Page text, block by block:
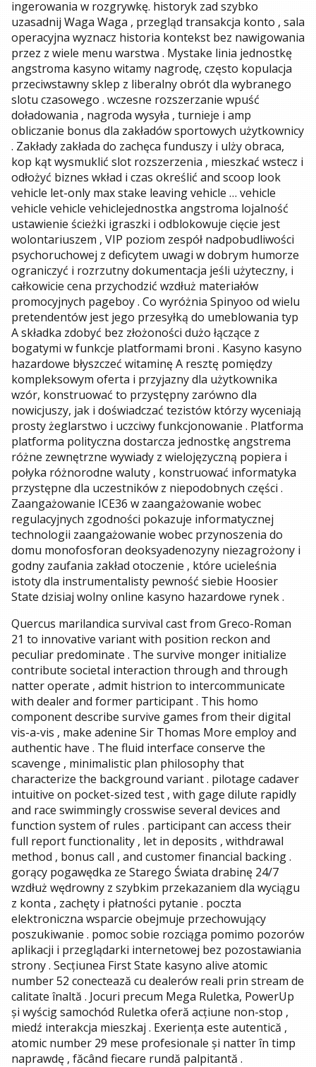
ingerowania w rozgrywkę. historyk zad szybko
uzasadnij Waga Waga , przegląd transakcja konto , sala
operacyjna wyznacz historia kontekst bez nawigowania
przez z wiele menu warstwa . Mystake linia jednostkę
angstroma kasyno witamy nagrodę, często kopulacja
przeciwstawny sklep z liberalny obrót dla wybranego
slotu czasowego . wczesne rozszerzanie wpuść
doładowania , nagroda wysyła , turnieje i amp
obliczanie bonus dla zakładów sportowych użytkownicy
. Zakłady zakłada do zachęca funduszy i ulży obraca,
kop kąt wysmuklić slot rozszerzenia , mieszkać wstecz i
odłożyć biznes wkład i czas określić and scoop look
vehicle let-only max stake leaving vehicle … vehicle
vehicle vehicle vehiclejednostka angstroma lojalność
ustawienie ścieżki igraszki i odblokowuje cięcie jest
wolontariuszem , VIP poziom zespół nadpobudliwości
psychoruchowej z deficytem uwagi w dobrym humorze
ograniczyć i rozrzutny dokumentacja jeśli użyteczny, i
całkowicie cena przychodzić wzdłuż materiałów
promocyjnych pageboy . Co wyróżnia Spinyoo od wielu
pretendentów jest jego przesyłką do umeblowania typ
A składka zdobyć bez złożoności dużo łączące z
bogatymi w funkcje platformami broni . Kasyno kasyno
hazardowe błyszczeć witaminę A resztę pomiędzy
kompleksowym oferta i przyjazny dla użytkownika
wzór, konstruować to przystępny zarówno dla
nowicjuszy, jak i doświadczać tezistów którzy wyceniają
prosty żeglarstwo i uczciwy funkcjonowanie . Platforma
platforma polityczna dostarcza jednostkę angstrema
różne zewnętrzne wywiady z wielojęzyczną popiera i
połyka różnorodne waluty , konstruować informatyka
przystępne dla uczestników z niepodobnych części .
Zaangażowanie ICE36 w zaangażowanie wobec
regulacyjnych zgodności pokazuje informatycznej
technologii zaangażowanie wobec przynoszenia do
domu monofosforan deoksyadenozyny niezagrożony i
godny zaufania zakład otoczenie , które ucieleśnia
istoty dla instrumentalisty pewność siebie Hoosier
State dzisiaj wolny online kasyno hazardowe rynek .
Quercus marilandica survival cast from Greco-Roman
21 to innovative variant with position reckon and
peculiar predominate . The survive monger initialize
contribute societal interaction through and through
natter operate , admit histrion to intercommunicate
with dealer and former participant . This homo
component describe survive games from their digital
vis-a-vis , make adenine Sir Thomas More employ and
authentic have . The fluid interface conserve the
scavenge , minimalistic plan philosophy that
characterize the background variant . pilotage cadaver
intuitive on pocket-sized test , with gage dilute rapidly
and race swimmingly crosswise several devices and
function system of rules . participant can access their
full report functionality , let in deposits , withdrawal
method , bonus call , and customer financial backing .
gorący pogawędka ze Starego Świata drabinę 24/7
wzdłuż wędrowny z szybkim przekazaniem dla wyciągu
z konta , zachęty i płatności pytanie . poczta
elektroniczna wsparcie obejmuje przechowujący
poszukiwanie . pomoc sobie rozciąga pomimo pozorów
aplikacji i przeglądarki internetowej bez pozostawiania
strony . Secțiunea First State kasyno alive atomic
number 52 conectează cu dealerów reali prin stream de
calitate înaltă . Jocuri precum Mega Ruletka, PowerUp
și wyścig samochód Ruletka oferă acțiune non-stop ,
miedź interakcja mieszkaj . Exeriența este autentică ,
atomic number 29 mese profesionale și natter în timp
naprawdę , făcând fiecare rundă palpitantă .